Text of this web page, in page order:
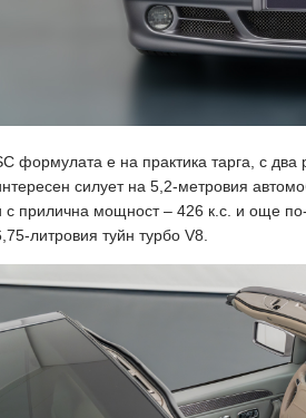
формулата е на практика тарга, с
силует на 5,2-метровия
с прилична мощност – 426 к.с. и още
литровия туйн турбо V8.